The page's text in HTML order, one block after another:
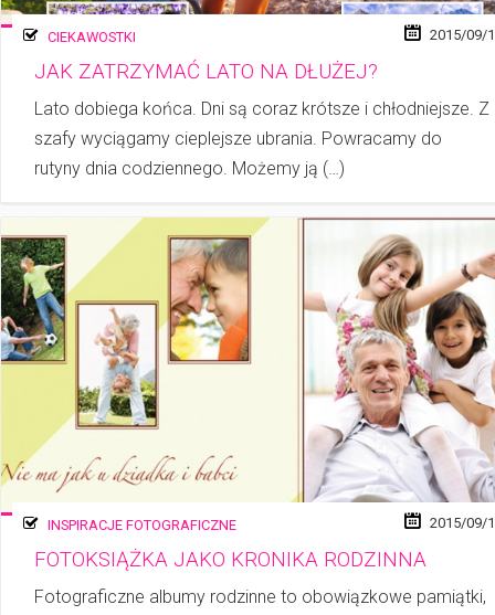
CIEKAWOSTKI 2015/09/
JAK ZATRZYMAĆ LATO NA DŁUŻEJ?
Lato dobiega końca. Dni są coraz krótsze i chłodniejsze. Z
szafy wyciągamy cie­plej­sze ubrania. Powracamy do
rutyny dnia codziennego. Możemy ją (…)
INSPIRACJE FOTOGRAFICZNE 2015/09/
FOTOKSIĄŻKA JAKO KRONIKA RODZINNA
Fotograficzne albumy rodzinne to obowiązkowe pamiątki,